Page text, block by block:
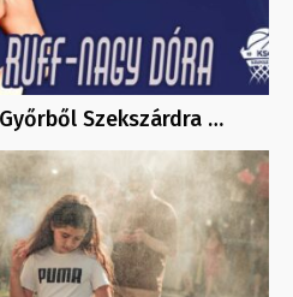
Szekszárdra …